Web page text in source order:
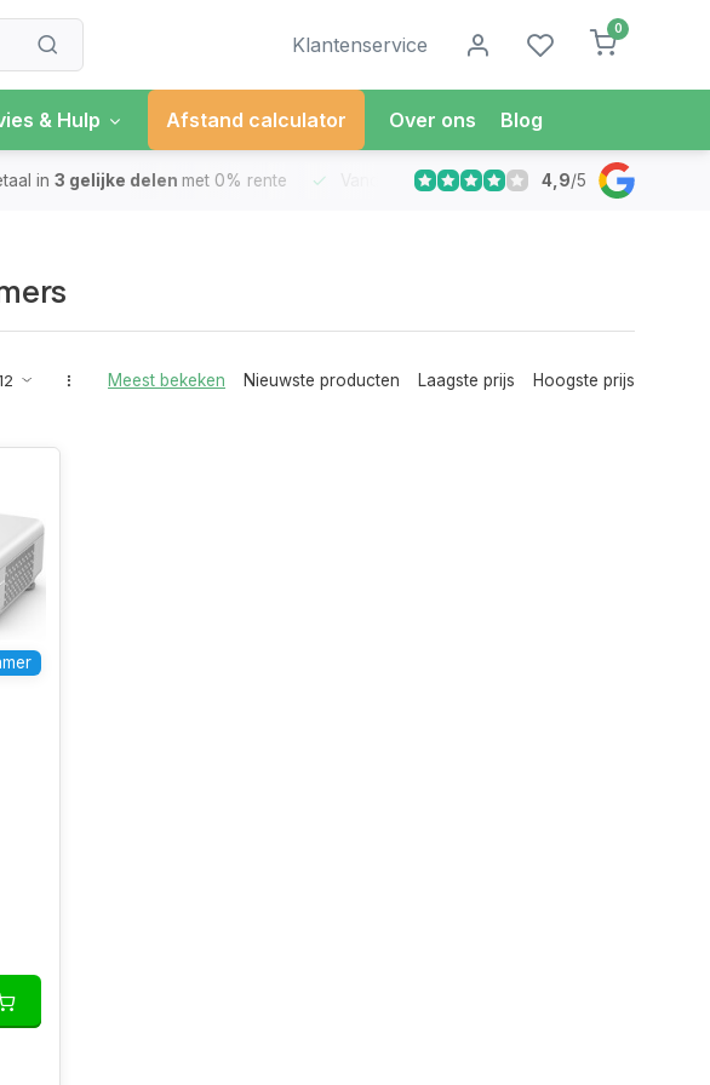
Klantenservice
0
& Hulp Afstand calculator Over ons Blog
in 3 gelijke delenmet 0% rente Vandaag besteldMorgen in Huis*
4,9/5
Meest bekeken Nieuwste producten Laagste prijs Hoogste prijs